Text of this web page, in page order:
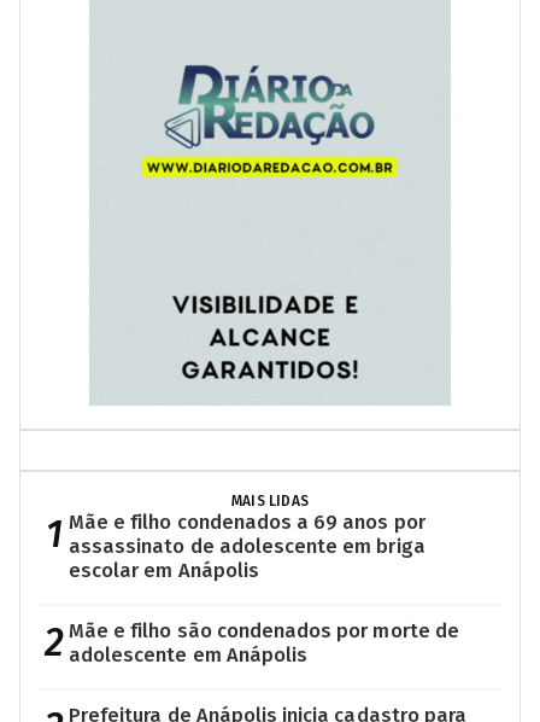
MAIS LIDAS
1 Mãe e filho condenados a 69 anos por
assassinato de adolescente em briga
escolar em Anápolis
2 Mãe e filho são condenados por morte de
adolescente em Anápolis
Prefeitura de Anápolis inicia cadastro para